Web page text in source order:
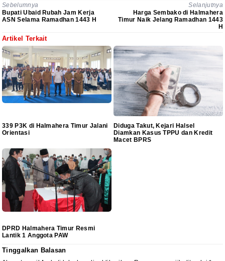
Sebelumnya
Bupati Ubaid Rubah Jam Kerja
ASN Selama Ramadhan 1443 H
Selanjutnya
Harga Sembako di Halmahera
Timur Naik Jelang Ramadhan 1443
H
Artikel Terkait
339 P3K di Halmahera Timur Jalani
Orientasi
Diduga Takut, Kejari Halsel
Diamkan Kasus TPPU dan Kredit
Macet BPRS
DPRD Halmahera Timur Resmi
Lantik 1 Anggota PAW
Tinggalkan Balasan